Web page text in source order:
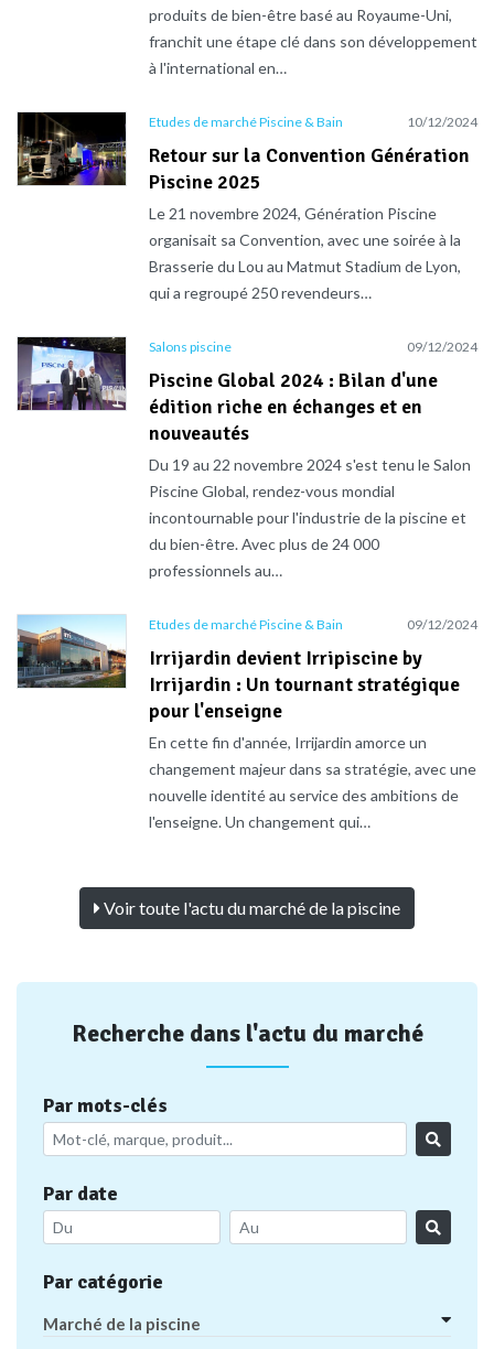
produits de bien-être basé au Royaume-Uni,
franchit une étape clé dans son développement
à l'international en…
Etudes de marché Piscine & Bain 10/12/2024
Retour sur la Convention Génération
Piscine 2025
Le 21 novembre 2024, Génération Piscine
organisait sa Convention, avec une soirée à la
Brasserie du Lou au Matmut Stadium de Lyon,
qui a regroupé 250 revendeurs…
Salons piscine 09/12/2024
Piscine Global 2024 : Bilan d'une
édition riche en échanges et en
nouveautés
Du 19 au 22 novembre 2024 s'est tenu le Salon
Piscine Global, rendez-vous mondial
incontournable pour l'industrie de la piscine et
du bien-être. Avec plus de 24 000
professionnels au…
Etudes de marché Piscine & Bain 09/12/2024
Irrijardin devient Irripiscine by
Irrijardin : Un tournant stratégique
pour l'enseigne
En cette fin d'année, Irrijardin amorce un
changement majeur dans sa stratégie, avec une
nouvelle identité au service des ambitions de
l'enseigne. Un changement qui…
Voir toute l'actu du marché de la piscine
Recherche dans l'actu du marché
Par mots-clés
Par date
Par catégorie
Marché de la piscine